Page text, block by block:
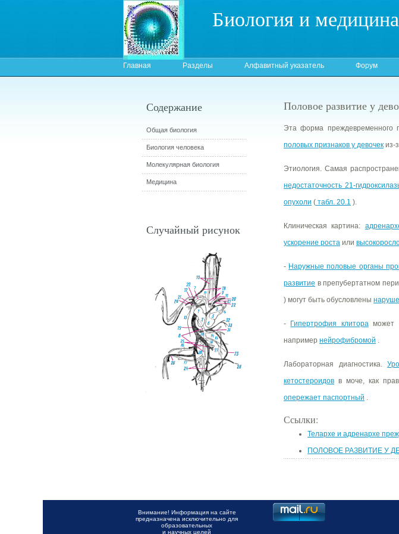
Биология и медицина
Главная Разделы Алфавитный указатель Форум
Половое развитие у
Эта форма преждевременного
половых признаков у девочек из-
Этиология. Самая
недостаточность 21-
опухоли ( табл. 20.1 ).
Клиническая картина:
ускорение роста или
- Наружные половые органы
развитие в препубертатном
) могут быть обусловлены
- Гипертрофия клитораможет
например нейрофибромой .
Лабораторная диагностика.
кетостероидов в моче, как
опережает паспортный .
Ссылки:
Телархе и адренархе
ПОЛОВОЕ РАЗВИТИЕ У
Содержание
Общая биология
Биология человека
Молекулярная биология
Медицина
Случайный рисунок
Внимание! Информация на сайте
предназначена исключительно для
образовательных
и научных целей